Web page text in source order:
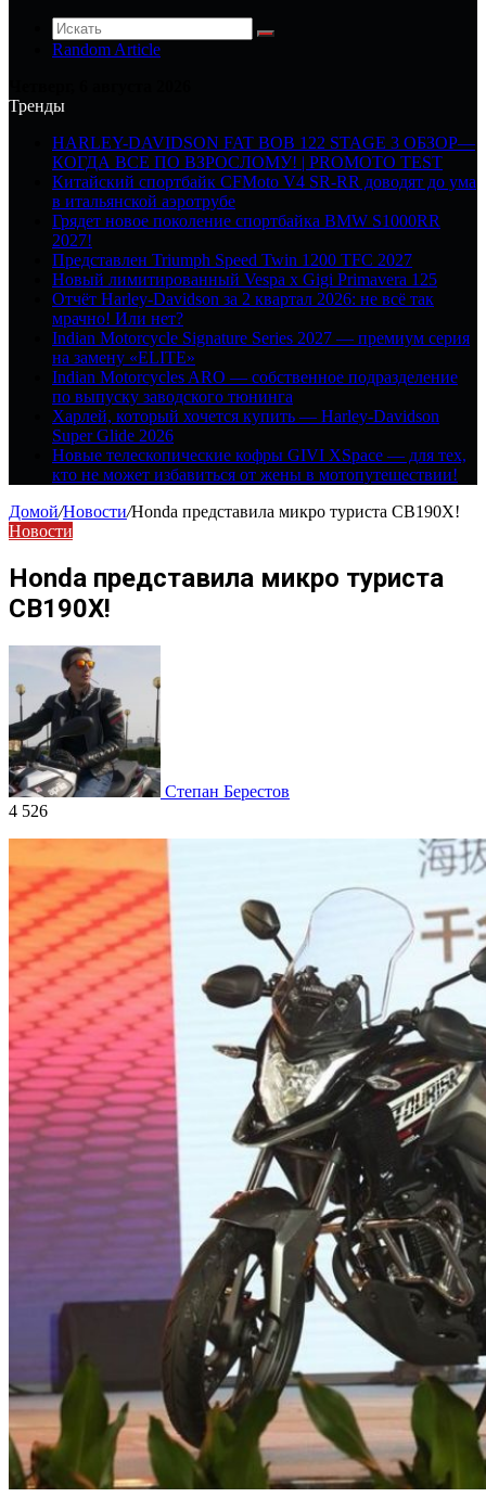
Random Article
Тренды
HARLEY-DAVIDSON FAT BOB 122 STAGE 3 ОБЗОР—
КОГДА ВСЕ ПО ВЗРОСЛОМУ! | PROMOTO TEST
Китайский спортбайк CFMoto V4 SR-RR доводят до ума
в итальянской аэротрубе
Грядет новое поколение спортбайка BMW S1000RR
2027!
Представлен Triumph Speed Twin 1200 TFC 2027
Новый лимитированный Vespa x Gigi Primavera 125
Отчёт Harley-Davidson за 2 квартал 2026: не всё так
мрачно! Или нет?
Indian Motorcycle Signature Series 2027 — премиум серия
на замену «ELITE»
Indian Motorcycles ARO — собственное подразделение
по выпуску заводского тюнинга
Харлей, который хочется купить — Harley-Davidson
Super Glide 2026
Новые телескопические кофры GIVI XSpace — для тех,
кто не может избавиться от жены в мотопутешествии!
Домой/Новости/Honda представила микро туриста CB190X!
Новости
Honda представила микро туриста
CB190X!
Степан Берестов
4 526